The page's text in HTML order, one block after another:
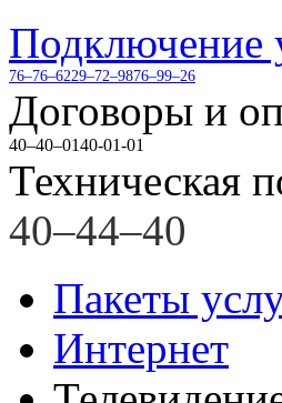
Подключение
76–76–6229–72–9876–99–26
Договоры и
40–40–0140-01-01
Техническая
40–44–40
Пакеты
Интернет